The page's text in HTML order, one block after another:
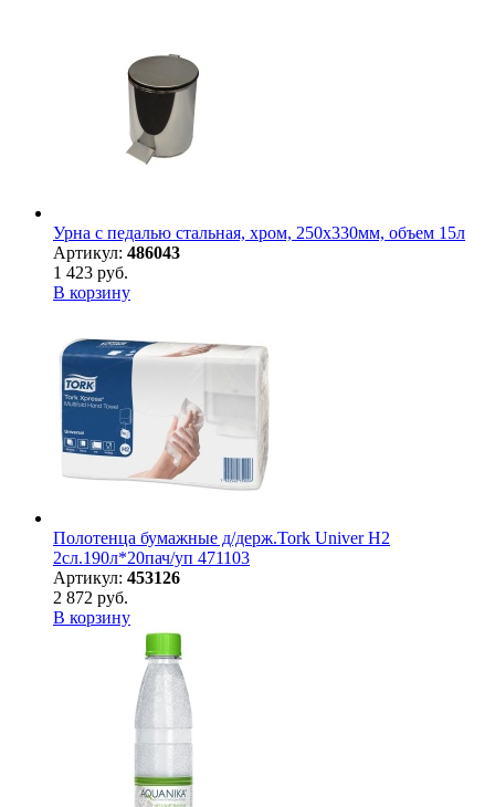
Урна с педалью стальная, хром, 250х330мм, объем 15л
Артикул: 486043
1 423 руб.
В корзину
Полотенца бумажные д/держ.Tork Univer H2
2сл.190л*20пач/уп 471103
Артикул: 453126
2 872 руб.
В корзину